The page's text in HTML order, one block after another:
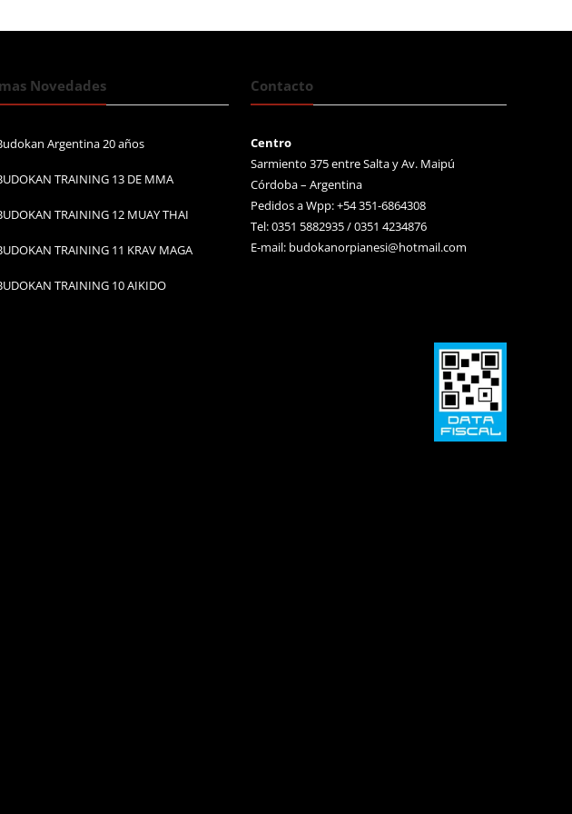
Novedades
Argentina 20 años
TRAINING 13 DE MMA
TRAINING 12 MUAY THAI
TRAINING 11 KRAV MAGA
TRAINING 10 AIKIDO
Contacto
Centro
Sarmiento 375 entre Salta y Av. Maipú
Córdoba – Argentina
Pedidos a Wpp: +54 351-6864308
Tel: 0351 5882935 / 0351 4234876
E-mail: budokanorpianesi@hotmail.com